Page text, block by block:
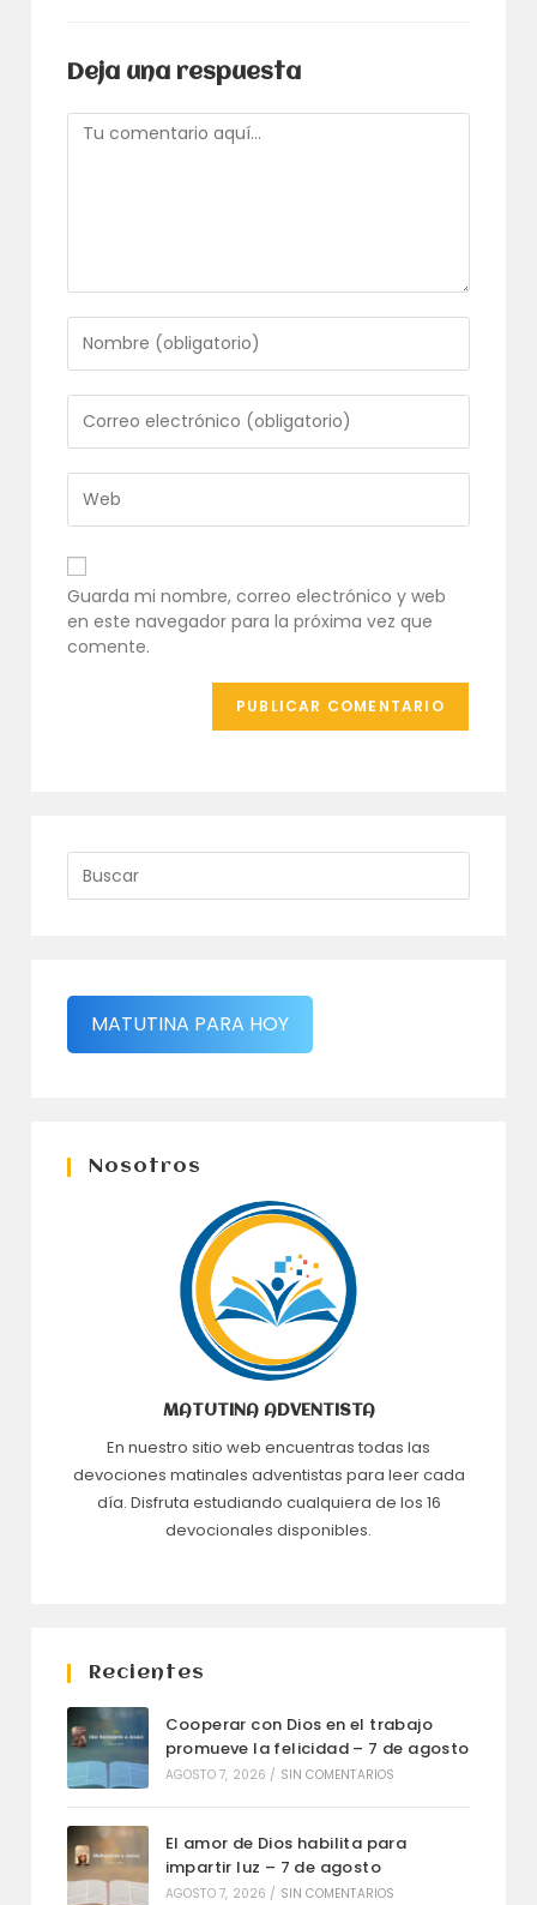
Deja una respuesta
Comentario
tu
nombre
o
nombre
de
usuario
para
comentar
tu
dirección
de
correo
electrónico
para
comentar
URL
de
tu
web
(opcional)
Guarda mi nombre, correo electrónico y web
en este navegador para la próxima vez que
comente.
MATUTINA PARA HOY
Nosotros
MATUTINA ADVENTISTA
En nuestro sitio web encuentras todas las
devociones matinales adventistas para leer cada
día. Disfruta estudiando cualquiera de los 16
devocionales disponibles.
Recientes
Cooperar con Dios en el trabajo
promueve la felicidad – 7 de agosto
AGOSTO 7, 2026 / SIN COMENTARIOS
El amor de Dios habilita para
impartir luz – 7 de agosto
AGOSTO 7, 2026 / SIN COMENTARIOS